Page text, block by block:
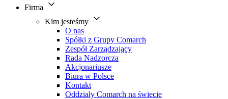
Firma
Kim jesteśmy
O nas
Spółki z Grupy Comarch
Zespół Zarządzający
Rada Nadzorcza
Akcjonariusze
Biura w Polsce
Kontakt
Oddziały Comarch na świecie